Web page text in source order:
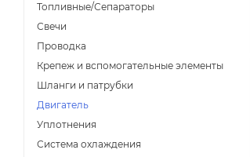
Топливные/Сепараторы
Свечи
Проводка
Крепеж и вспомогательные элементы
Шланги и патрубки
Двигатель
Уплотнения
Система охлаждения